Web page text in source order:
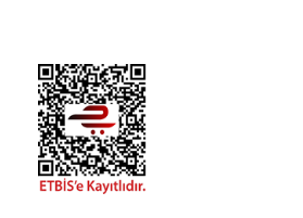
Ürün fiyatı diğer sitelerden daha pahalı.
Bu ürüne benzer farklı alternatifler olmalı.